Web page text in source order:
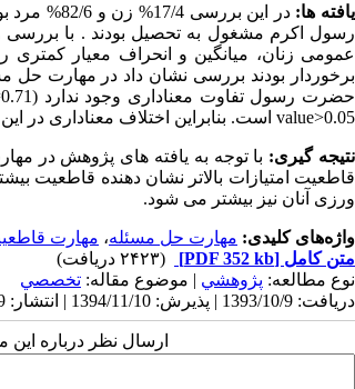
یافته ها:
رسول اکرم مشغول به تحصیل بودند . با بررسی
عمومی زنان، میانگین و انحراف معیار
حضرت رسول تفاوت معناداری وجود ندارد (
value>0.05 است. بنابراین اختلاف معناداری در
نتیجه گیری: با توجه به یافته های پژوهشدر
قاطعیت امتیازات بالاتر نشان دهنده
ورزی آنان نیز بیشتر می شود.
واژه‌های کلیدی: مهارت حل مسئله، مهارت
متن کامل [PDF 352 kb]
(۲۴۲۳ دریافت)
نوع مطالعه: پژوهشي | موضوع مقاله: تخصصي
دریافت: 1393/10/9 | پذیرش: 1394/11/10 | انتشار: 1394/12/19
ارسال نظر درباره این